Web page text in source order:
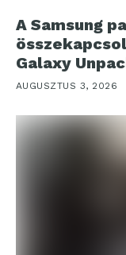
A Samsung
Galaxy
AUGUSZTUS 3, 2026